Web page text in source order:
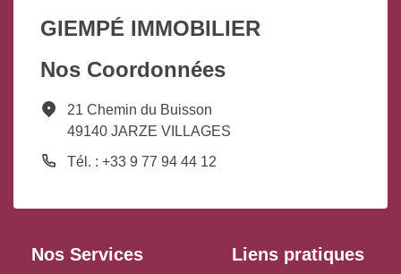
GIEMPÉ IMMOBILIER
Nos Coordonnées
21 Chemin du Buisson
49140 JARZE VILLAGES
Tél. : +33 9 77 94 44 12
Nos Services Liens pratiques